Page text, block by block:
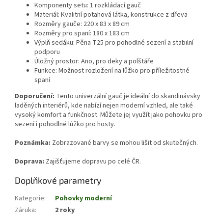
Komponenty setu: 1 rozkládací gauč
Materiál: Kvalitní potahová látka, konstrukce z dřeva
Rozměry gauče: 220 x 83 x 89 cm
Rozměry pro spaní: 180 x 183 cm
Výplň sedáku: Pěna T25 pro pohodlné sezení a stabilní
podporu
Úložný prostor: Ano, pro deky a polštáře
Funkce: Možnost rozložení na lůžko pro příležitostné
spaní
Doporučení: Tento univerzální gauč je ideální do skandinávsky
laděných interiérů, kde nabízí nejen moderní vzhled, ale také
vysoký komfort a funkčnost. Můžete jej využít jako pohovku pro
sezení i pohodlné lůžko pro hosty.
Poznámka: Zobrazované barvy se mohou lišit od skutečných.
Doprava: Zajišťujeme dopravu po celé ČR.
Doplňkové parametry
Kategorie:
Pohovky moderní
Záruka:
2 roky